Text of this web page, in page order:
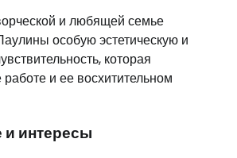
и любящей семье
особую эстетическую и
которая
и ее восхитительном
интересы